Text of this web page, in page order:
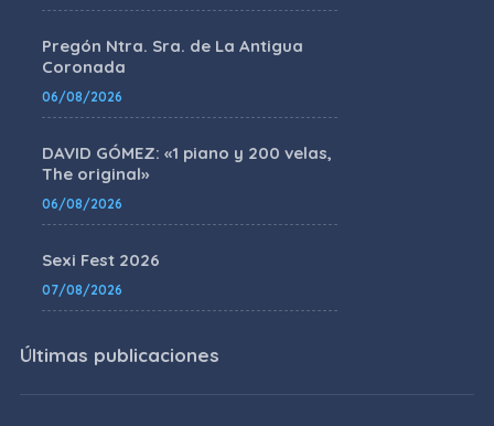
Pregón Ntra. Sra. de La Antigua
Coronada
06/08/2026
DAVID GÓMEZ: «1 piano y 200 velas,
The original»
06/08/2026
Sexi Fest 2026
07/08/2026
Últimas publicaciones